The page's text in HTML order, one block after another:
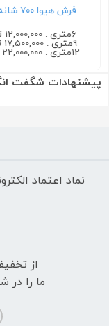
فرش هیوا ۷۰۰ شانه لاکی
6متری : 12,000,000 تومان
9متری : 17,500,000 تومان
12متری : 22,000,000 تومان
پیشنهادات شگفت
نماد اعتماد
از
ما را در